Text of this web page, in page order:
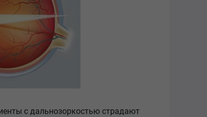
с дальнозоркостью страдают